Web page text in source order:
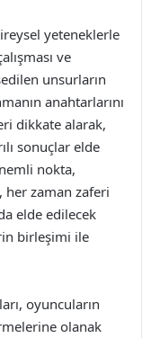
yeteneklerle
ve
unsurların
anahtarlarını
dikkate alarak,
sonuçlar elde
nokta,
her zaman zaferi
elde edilecek
birleşimi ile
oyuncuların
olanak